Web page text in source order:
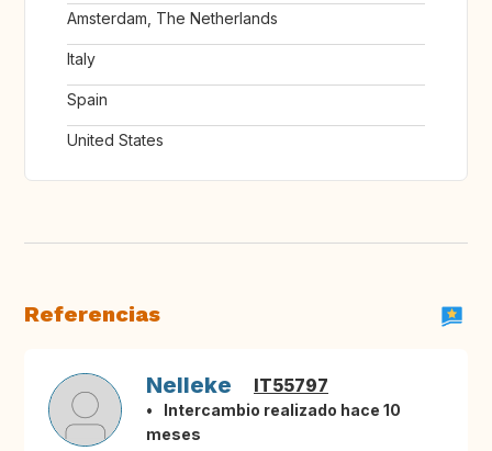
Amsterdam, The Netherlands
Italy
Spain
United States
Referencias
Nelleke IT55797
Intercambio realizado hace 10
meses